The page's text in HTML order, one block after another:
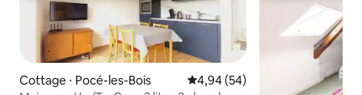
Cottage ⋅ Pocé-les-Bois Évaluation moyenne sur la
4,94 (54)